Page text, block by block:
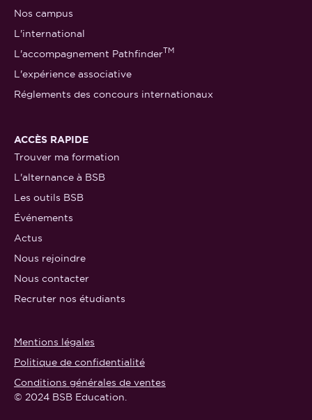
Nos campus
L'international
L'accompagnement PathfinderTM
L'expérience associative
Réglements des concours internationaux
ACCÈS RAPIDE
Trouver ma formation
L'alternance à BSB
Les outils BSB
Événements
Actus
Nous rejoindre
Nous contacter
Recruter nos étudiants
© 2024 BSB Education.
Mentions légales
Politique de confidentialité
Conditions générales de ventes